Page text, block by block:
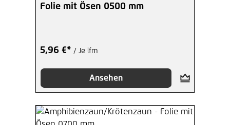
Folie mit Ösen 0500 mm
5,96 €* / Je lfm
Ansehen